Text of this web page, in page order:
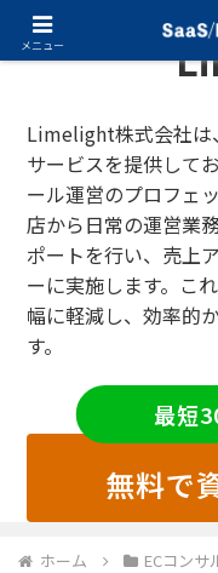
Limelight株式会社は
サービスを提供して
ール運営のプロフェ
店から日常の運営業
ポートを行い、売上
ーに実施します。こ
幅に軽減し、効率的
す。
最短
無料で
ホーム ECコンサ
メニュー